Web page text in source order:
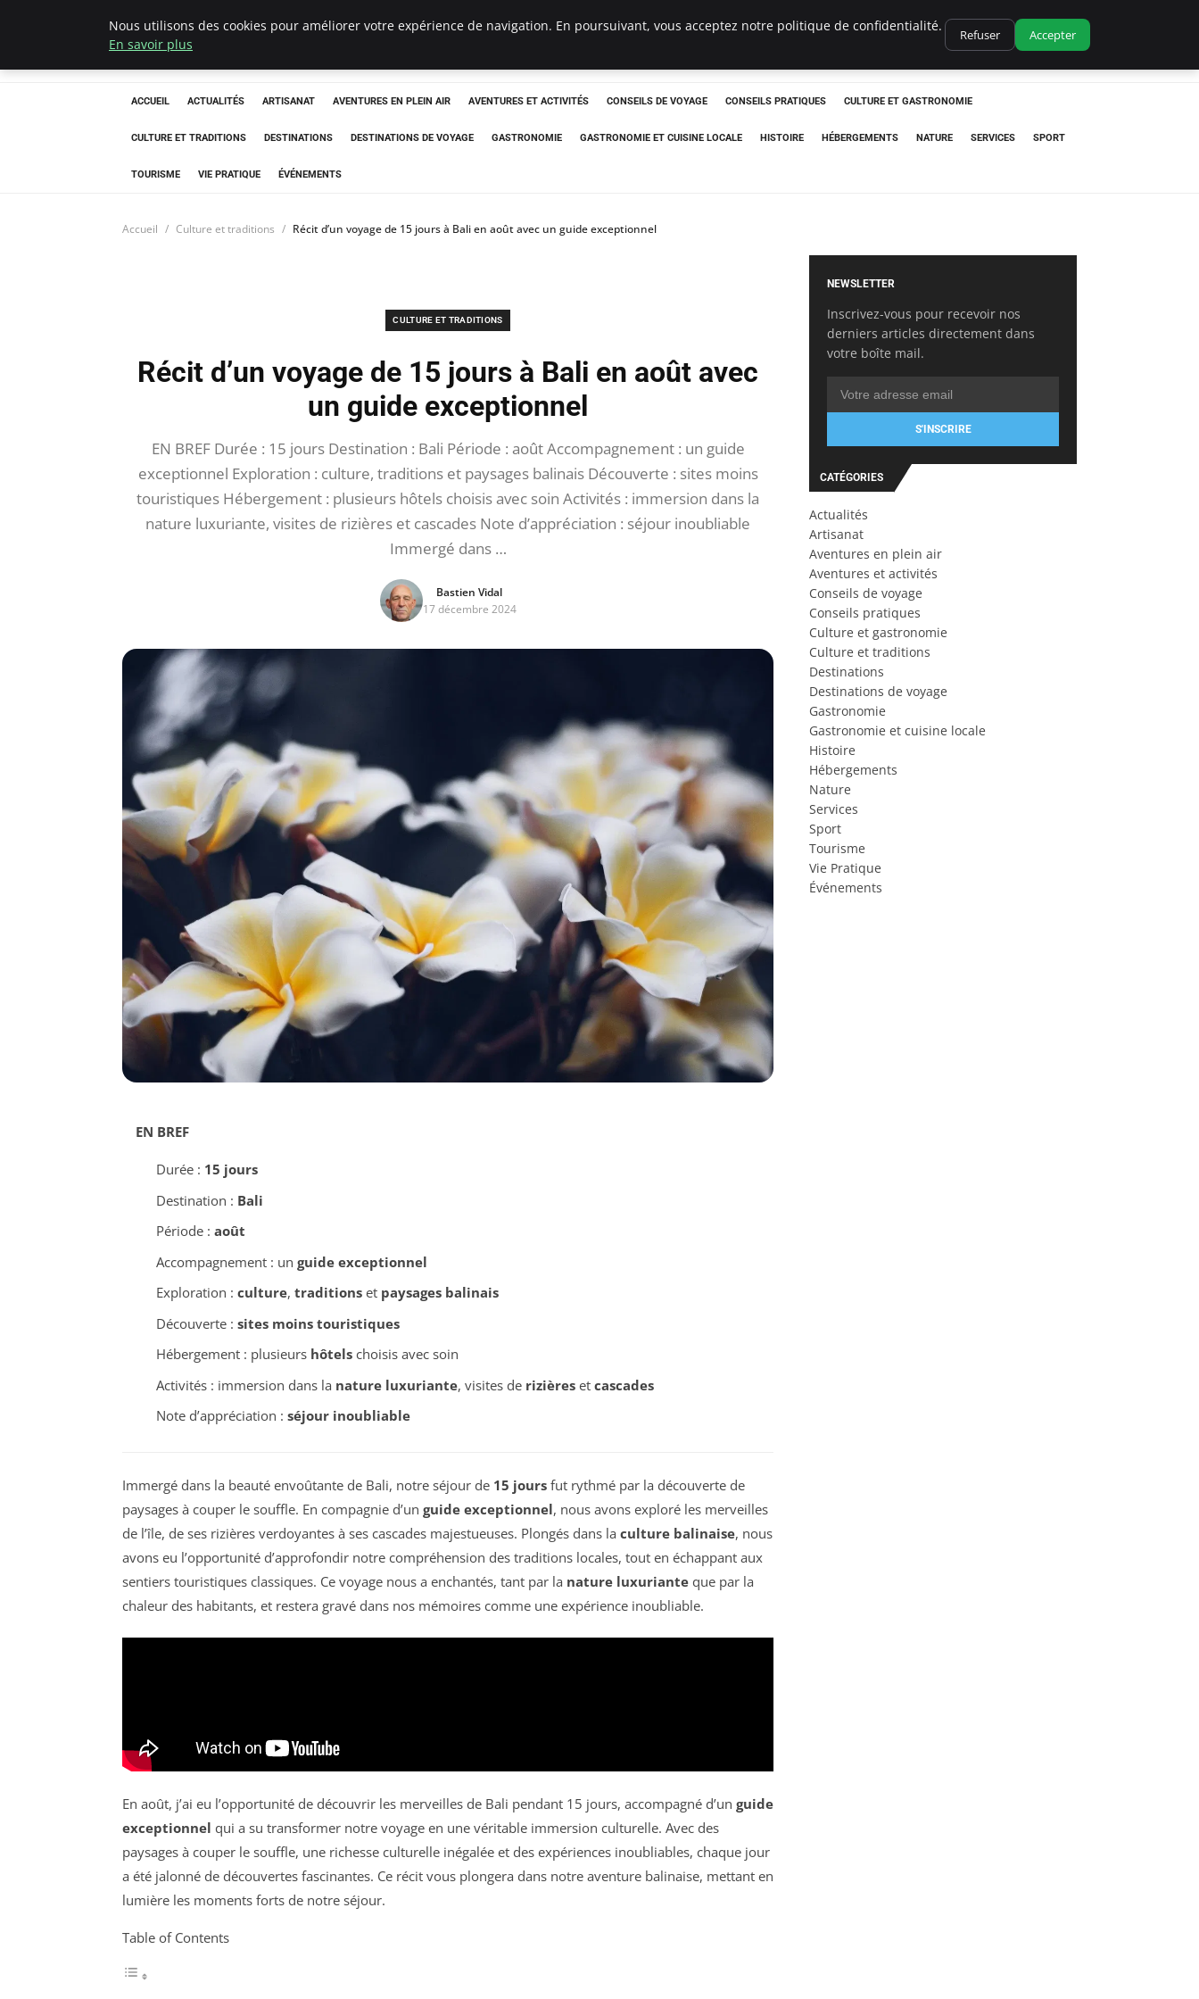
Correze Co
ACCUEIL ACTUALITÉS ARTISANAT AVENTURES EN PLEIN AIR AVENTURES ET ACTIVITÉS CONSEILS DE VOYAGE CONSEILS PRATIQUES CULTURE ET GASTRONOMIE
CULTURE ET TRADITIONS DESTINATIONS DESTINATIONS DE VOYAGE GASTRONOMIE GASTRONOMIE ET CUISINE LOCALE HISTOIRE HÉBERGEMENTS NATURE SERVICES SPORT
TOURISME VIE PRATIQUE ÉVÉNEMENTS
Accueil Culture et traditions Récit d’un voyage de 15 jours à Bali en août avec un guide exceptionnel
CULTURE ET TRADITIONS
Récit d’un voyage de 15 jours à Bali en août avec
un guide exceptionnel
EN BREF Durée : 15 jours Destination : Bali Période : août Accompagnement : un guide
exceptionnel Exploration : culture, traditions et paysages balinais Découverte : sites moins
touristiques Hébergement : plusieurs hôtels choisis avec soin Activités : immersion dans la
nature luxuriante, visites de rizières et cascades Note d’appréciation : séjour inoubliable
Immergé dans …
Bastien Vidal
17 décembre 2024
EN BREF
Durée : 15 jours
Destination : Bali
Période : août
Accompagnement : un guide exceptionnel
Exploration : culture, traditionset paysages balinais
Découverte : sites moins touristiques
Hébergement : plusieurs hôtelschoisis avec soin
Activités : immersion dans la nature luxuriante, visites de rizièreset cascades
Note d’appréciation : séjour inoubliable
Immergé dans la beauté envoûtante de Bali, notre séjour de 15 jours fut rythmé par la découverte de
paysages à couper le souffle. En compagnie d’un guide exceptionnel, nous avons exploré les merveilles
de l’île, de ses rizières verdoyantes à ses cascades majestueuses. Plongés dans la culture balinaise, nous
avons eu l’opportunité d’approfondir notre compréhension des traditions locales, tout en échappant aux
sentiers touristiques classiques. Ce voyage nous a enchantés, tant par la nature luxuriante que par la
chaleur des habitants, et restera gravé dans nos mémoires comme une expérience inoubliable.
En août, j’ai eu l’opportunité de découvrir les merveilles de Bali pendant 15 jours, accompagné d’un guide
exceptionnel qui a su transformer notre voyage en une véritable immersion culturelle. Avec des
paysages à couper le souffle, une richesse culturelle inégalée et des expériences inoubliables, chaque jour
a été jalonné de découvertes fascinantes. Ce récit vous plongera dans notre aventure balinaise, mettant en
lumière les moments forts de notre séjour.
Table of Contents
NEWSLETTER
Inscrivez-vous pour recevoir nos
derniers articles directement dans
votre boîte mail.
S'INSCRIRE
CATÉGORIES
Actualités
Artisanat
Aventures en plein air
Aventures et activités
Conseils de voyage
Conseils pratiques
Culture et gastronomie
Culture et traditions
Destinations
Destinations de voyage
Gastronomie
Gastronomie et cuisine locale
Histoire
Hébergements
Nature
Services
Sport
Tourisme
Vie Pratique
Événements
Nous utilisons des cookies pour améliorer votre expérience de navigation. En poursuivant, vous acceptez notre politique de confidentialité.
En savoir plus
Refuser Accepter